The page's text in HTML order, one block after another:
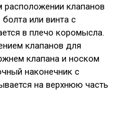
расположении клапанов
или винта с
в плечо коромысла.
клапанов для
клапана и носком
наконечник с
на верхнюю часть